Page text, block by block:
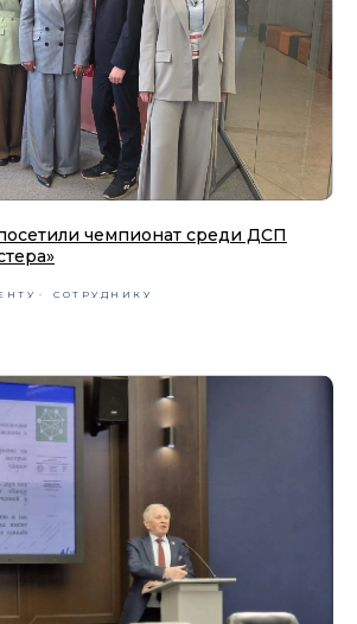
чемпионат среди ДСП
СОТРУДНИКУ